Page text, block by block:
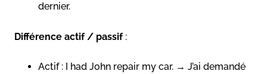
dernier.
Différence actif / passif:
Actif : I had John repair my car. → J’ai demandé